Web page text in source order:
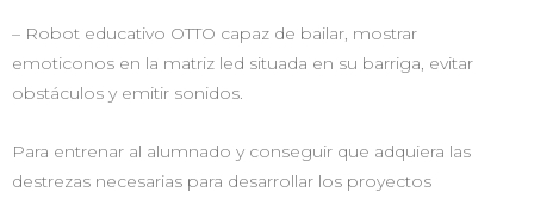
– Robot educativo OTTO capaz de bailar, mostrar
emoticonos en la matriz led situada en su barriga, evitar
obstáculos y emitir sonidos.
Para entrenar al alumnado y conseguir que adquiera las
destrezas necesarias para desarrollar los proyectos